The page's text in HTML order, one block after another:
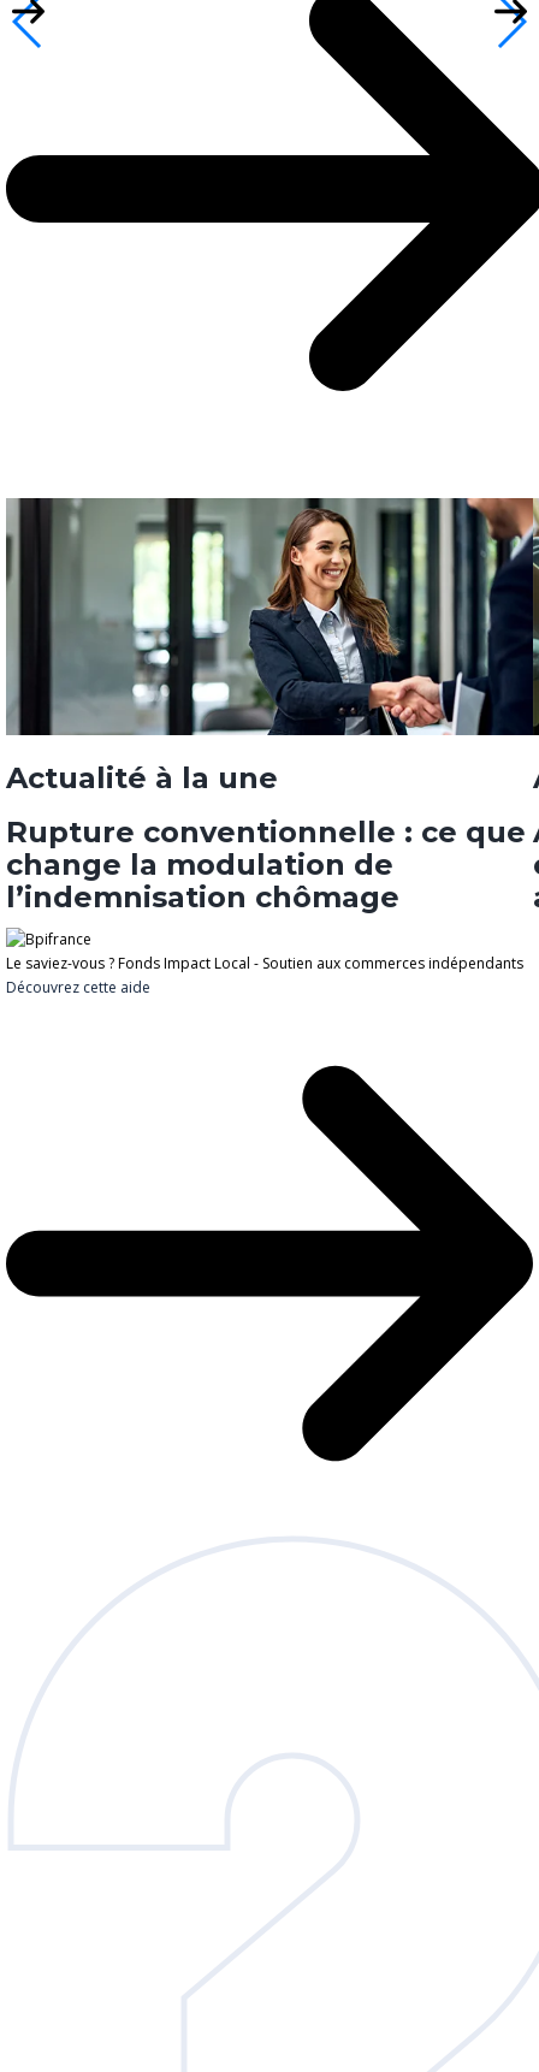
Actualité à la une
Rupture conventionnelle : ce que
change la modulation de
l’indemnisation chômage
Le saviez-vous ?Fonds Impact Local - Soutien aux commerces indépendants
Découvrez cette aide